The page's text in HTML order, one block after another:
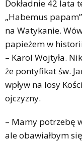
Dokładnie 42 lata
„Habemus
na Watykanie.
papieżem w
– Karol Wojtyła.
że pontyfikat św.
wpływ na losy
ojczyzny.
– Mamy potrzebę
ale obawiałbym